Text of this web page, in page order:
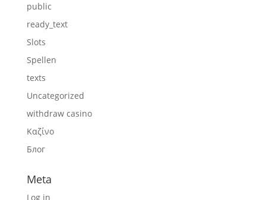
public
ready_text
Slots
Spellen
texts
Uncategorized
withdraw casino
Καζίνο
Блог
Meta
Log in